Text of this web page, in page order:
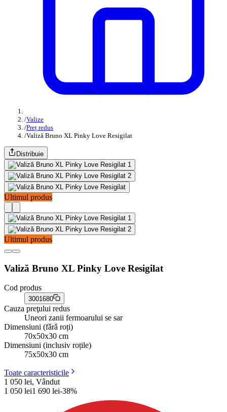
/Valize
/Preț redus
/Valiză Bruno XL Pinky Love Resigilat
Distribuie
Ultimul produs
Ultimul produs
Valiză Bruno XL Pinky Love Resigilat
Cod produs
3001680
Cauza preţului redus
Uneori zanii fermoarului se sar
Dimensiuni (fǎrǎ roți)
70х50х30 cm
Dimensiuni (inclusiv roțile)
75х50х30 cm
Toate caracteristicile
1 050 lei, Vândut
1 050 lei1 690 lei-38%